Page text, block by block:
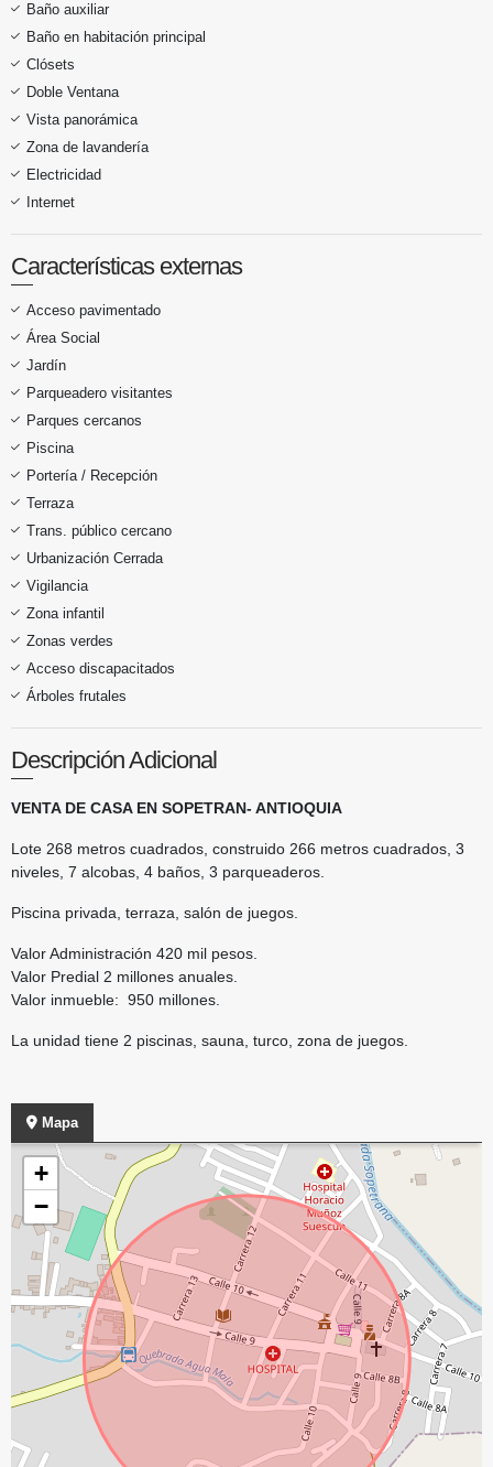
Baño auxiliar
Baño en habitación principal
Clósets
Doble Ventana
Vista panorámica
Zona de lavandería
Electricidad
Internet
Características externas
Acceso pavimentado
Área Social
Jardín
Parqueadero visitantes
Parques cercanos
Piscina
Portería / Recepción
Terraza
Trans. público cercano
Urbanización Cerrada
Vigilancia
Zona infantil
Zonas verdes
Acceso discapacitados
Árboles frutales
Descripción Adicional
VENTA DE CASA EN SOPETRAN- ANTIOQUIA
Lote 268 metros cuadrados, construido 266 metros cuadrados, 3
niveles, 7 alcobas, 4 baños, 3 parqueaderos.
Piscina privada, terraza, salón de juegos.
Valor Administración 420 mil pesos.
Valor Predial 2 millones anuales.
Valor inmueble: 950 millones.
La unidad tiene 2 piscinas, sauna, turco, zona de juegos.
Mapa
+
−